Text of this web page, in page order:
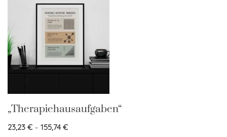
„Therapiehausaufgaben“
23,23 € – 155,74 €